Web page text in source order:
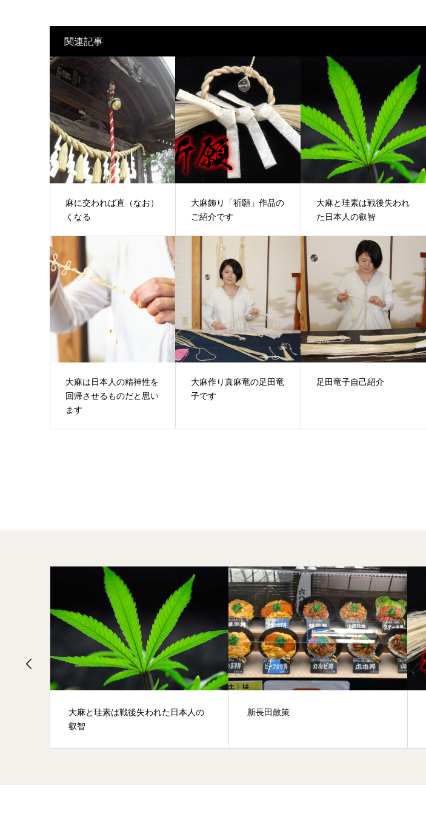
関連記事
麻に交われば直（なお）
くなる
大麻飾り「祈願」作品の
ご紹介です
大麻と珪素は戦後失われ
た日本人の叡智
大麻は日本人の精神性を
回帰させるものだと思い
ます
大麻作り真麻竜の足田竜
子です
足田竜子自己紹介
大麻と珪素は戦後失われた日本人の
叡智
新長田散策